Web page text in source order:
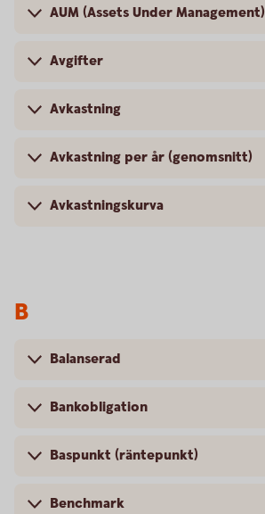
AUM (Assets Under Management)
Avgifter
Avkastning
Avkastning per år (genomsnitt)
Avkastningskurva
B
Balanserad
Bankobligation
Baspunkt (räntepunkt)
Benchmark